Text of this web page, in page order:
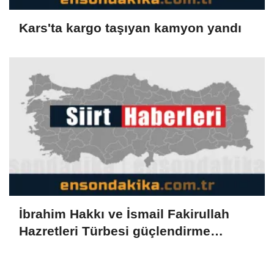
Kars'ta kargo taşıyan kamyon yandı
İbrahim Hakkı ve İsmail Fakirullah
Hazretleri Türbesi güçlendirme